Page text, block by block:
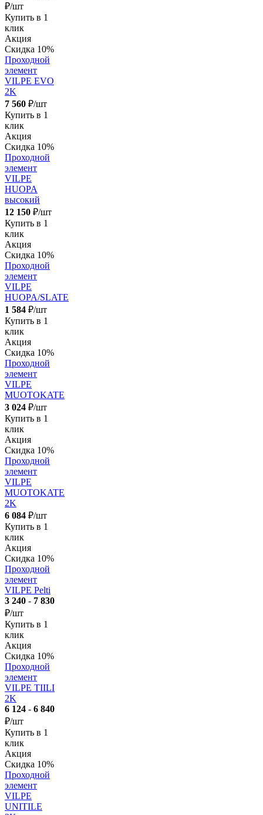
₽/шт
Купить в 1
клик
Акция
Скидка 10%
Проходной
элемент
VILPE EVO
2K
7 560 ₽/шт
Купить в 1
клик
Акция
Скидка 10%
Проходной
элемент
VILPE
HUOPA
высокий
12 150 ₽/шт
Купить в 1
клик
Акция
Скидка 10%
Проходной
элемент
VILPE
HUOPA/SLATE
1 584 ₽/шт
Купить в 1
клик
Акция
Скидка 10%
Проходной
элемент
VILPE
MUOTOKATE
3 024 ₽/шт
Купить в 1
клик
Акция
Скидка 10%
Проходной
элемент
VILPE
MUOTOKATE
2K
6 084 ₽/шт
Купить в 1
клик
Акция
Скидка 10%
Проходной
элемент
VILPE Pelti
3 240 - 7 830
₽/шт
Купить в 1
клик
Акция
Скидка 10%
Проходной
элемент
VILPE TIILI
2K
6 124 - 6 840
₽/шт
Купить в 1
клик
Акция
Скидка 10%
Проходной
элемент
VILPE
UNITILE